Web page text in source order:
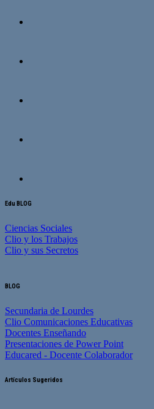
Edu BLOG
Ciencias Sociales
Clio y los Trabajos
Clio y sus Secretos
BLOG
Secundaria de Lourdes
Clio Comunicaciones Educativas
Docentes Enseñando
Presentaciones de Power Point
Educared - Docente Colaborador
Artículos Sugeridos